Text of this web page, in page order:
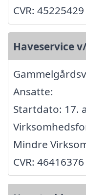
CVR: 45225429
Haveservice
Ansatte:
Startdato: 17.
Mindre
CVR: 46416376